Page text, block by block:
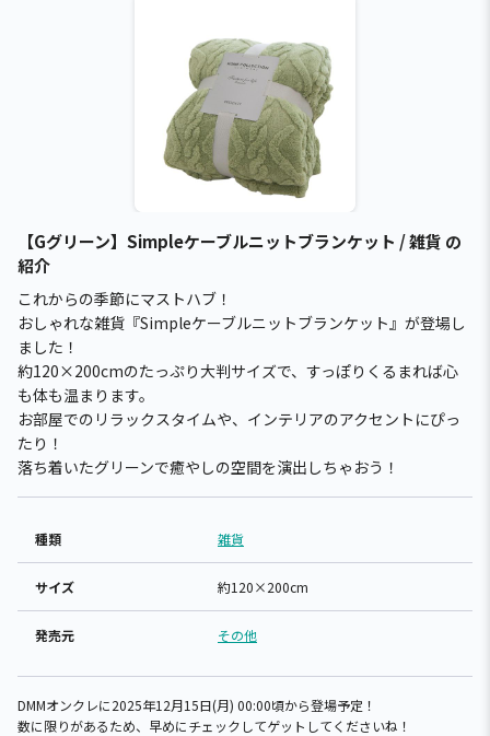
【Gグリーン】Simpleケーブルニットブランケット / 雑貨 の
紹介
これからの季節にマストハブ！
おしゃれな雑貨『Simpleケーブルニットブランケット』が登場し
ました！
約120×200cmのたっぷり大判サイズで、すっぽりくるまれば心
も体も温まります。
お部屋でのリラックスタイムや、インテリアのアクセントにぴっ
たり！
落ち着いたグリーンで癒やしの空間を演出しちゃおう！
種類 雑貨
サイズ 約120×200cm
発売元 その他
DMMオンクレに2025年12月15日(月) 00:00頃から登場予定！
数に限りがあるため、早めにチェックしてゲットしてくださいね！